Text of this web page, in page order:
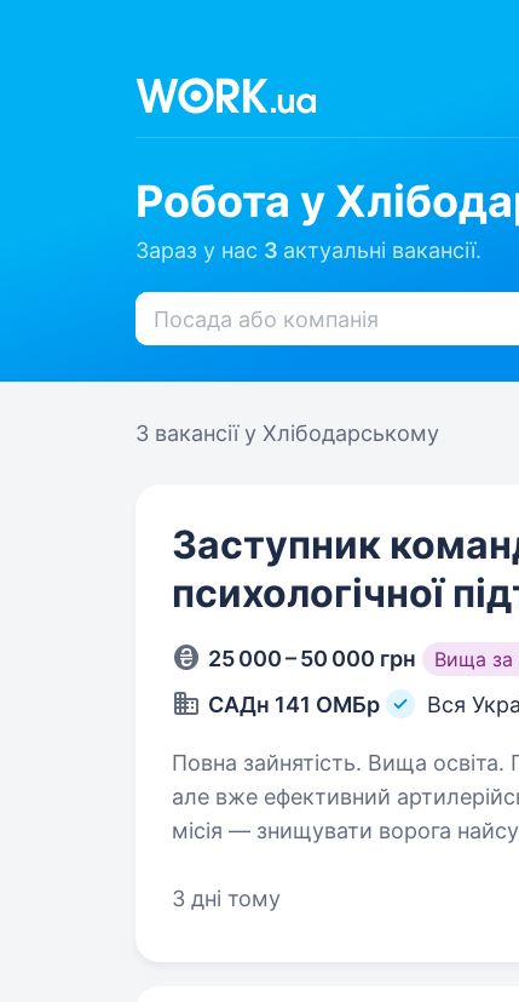
Робота у
Зараз у нас 3 актуальні вакансії.
3 вакансіїу Хлібодарському
Заступник
психологічної
25 000 – 50 000 грн Вища за
САДн 141 ОМБр Вся
Повна зайнятість. Вища освіта. Привіт! Ми — САДн 141 ОМБр, молодий,
але вже ефективний
місія — знищувати ворога
3 дні тому